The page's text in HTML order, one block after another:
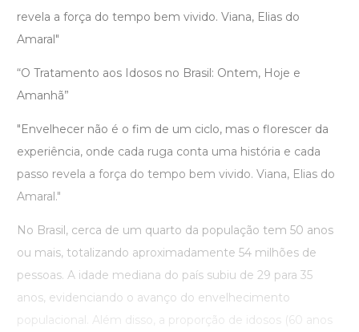
revela a força do tempo bem vivido. Viana, Elias do
Amaral"
“O Tratamento aos Idosos no Brasil: Ontem, Hoje e
Amanhã”
"Envelhecer não é o fim de um ciclo, mas o florescer da
experiência, onde cada ruga conta uma história e cada
passo revela a força do tempo bem vivido. Viana, Elias do
Amaral."
No Brasil, cerca de um quarto da população tem 50 anos
ou mais, totalizando aproximadamente 54 milhões de
pessoas. A idade mediana do país subiu de 29 para 35
anos, evidenciando o avanço do envelhecimento
populacional. Além disso, a proporção de idosos (60 anos